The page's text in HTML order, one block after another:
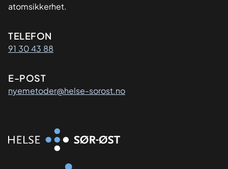
atomsikkerhet.
Kontaktinformasjon
TELEFON
91 30 43 88
E-POST
nyemetoder@helse-sorost.no
Organisasjon